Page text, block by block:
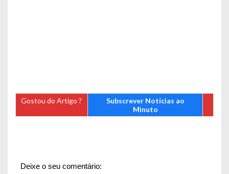
Gostou do Artigo ?
Subscrever Notícias ao
Minuto
Deixe o seu comentário: